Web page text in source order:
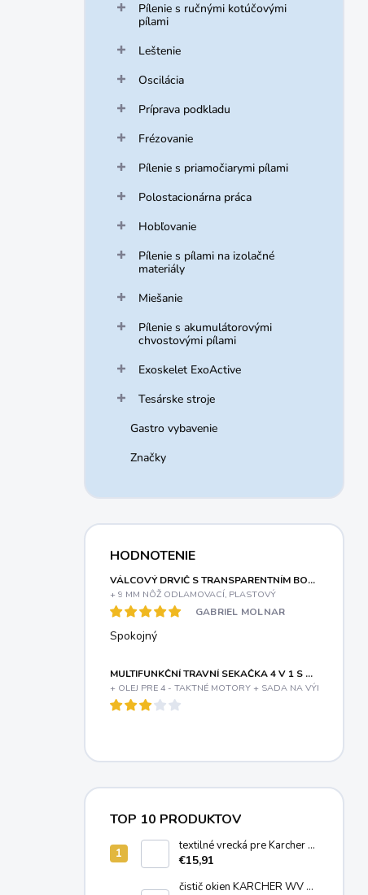
Pílenie s ručnými kotúčovými
pílami
Leštenie
Oscilácia
Príprava podkladu
Frézovanie
Pílenie s priamočiarymi pílami
Polostacionárna práca
Hobľovanie
Pílenie s pílami na izolačné
materiály
Miešanie
Pílenie s akumulátorovými
chvostovými pílami
Exoskelet ExoActive
Tesárske stroje
Gastro vybavenie
Značky
HODNOTENIE
VÁLCOVÝ DRVIČ S TRANSPARENTNÍM BOXOM A ELEKTRICKÝM MOTOROM 3000 W RIWALL PRO RES 3044 B
+ 9 MM NÔŽ ODLAMOVACÍ, PLASTOVÝ
GABRIEL MOLNAR
Spokojný
MULTIFUNKČNÍ TRAVNÍ SEKAČKA 4 V 1 S BENZINOVÝM MOTOREM A VARIABILNÍM POJEZDEM RIWALL PRO RPM 5155 V PRO
+ OLEJ PRE 4 - TAKTNÉ MOTORY + SADA NA VÝMENU OLEJA
TOP 10 PRODUKTOV
textilné vrecká pre Karcher T
7/1, T 8/1, T 11/1 (10ks)
€15,91
čistič okien KÄRCHER WV 2